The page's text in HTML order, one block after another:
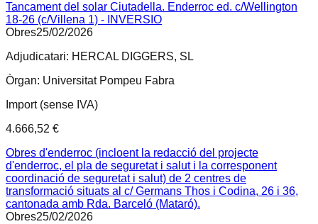
Tancament del solar Ciutadella. Enderroc ed. c/Wellington
18-26 (c/Villena 1) - INVERSIO
Obres25/02/2026
Adjudicatari: HERCAL DIGGERS, SL
Òrgan: Universitat Pompeu Fabra
Import (sense IVA)
4.666,52 €
Obres d'enderroc (incloent la redacció del projecte
d'enderroc, el pla de seguretat i salut i la corresponent
coordinació de seguretat i salut) de 2 centres de
transformació situats al c/ Germans Thos i Codina, 26 i 36,
cantonada amb Rda. Barceló (Mataró).
Obres25/02/2026